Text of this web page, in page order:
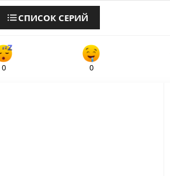
СПИСОК СЕРИЙ
0 0